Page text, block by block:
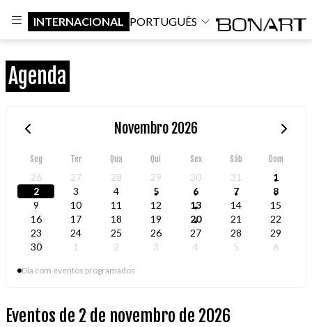
INTERNACIONAL PORTUGUÊS
Agenda
Novembro 2026
Seg Ter Qua Qui Sex Sáb Dom
26 27 28 29 30 31
1
2
3 4 5 6 7
8
9
10 11 12 13 14
15
16
17 18 19 20 21
22
23
24 25 26 27 28
29
30
1 2 3 4 5 6
Dia com eventos programados
Eventos de 2 de novembro de 2026